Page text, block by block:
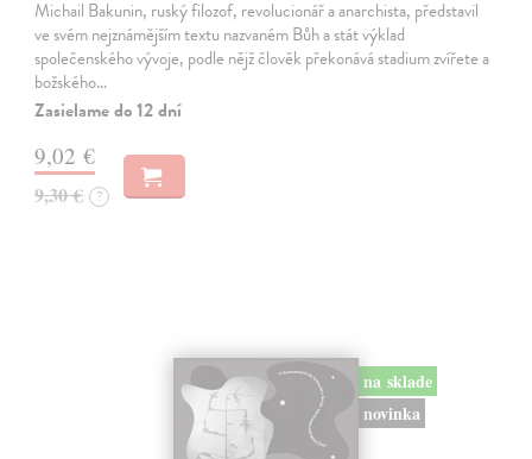
Michail Bakunin, ruský filozof, revolucionář a anarchista, představil
ve svém nejznámějším textu nazvaném Bůh a stát výklad
společenského vývoje, podle nějž člověk překonává stadium zvířete a
božského…
Zasielame do 12 dní
9,02 €
9,30 € ?
na sklade
novinka